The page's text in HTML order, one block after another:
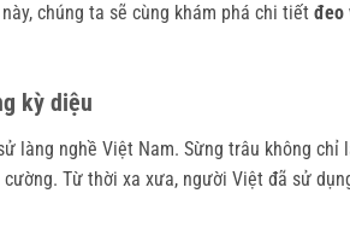
chúng ta sẽ cùng khám phá chi tiết đeo
kỳ diệu
làng nghề Việt Nam. Sừng trâu không
Từ thời xa xưa, người Việt đã sử